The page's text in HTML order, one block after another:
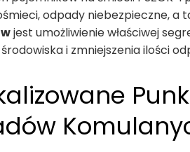
odpady niebezpieczne, a
jest umożliwienie właściwej
i zmniejszenia ilości